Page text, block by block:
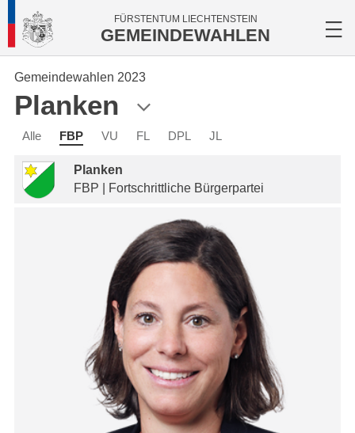
FÜRSTENTUM LIECHTENSTEIN
GEMEINDEWAHLEN
Gemeindewahlen 2023
Planken
Alle FBP VU FL DPL JL
Planken
FBP | Fortschrittliche Bürgerpartei